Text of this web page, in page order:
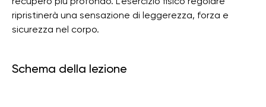
ripristinerà una sensazione di leggerezza, forza e
sicurezza nel corpo.
Schema della lezione